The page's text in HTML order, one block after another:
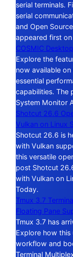
serial terminals.
serial
and Open
appeared first
COSMIC
Explore the
now available
essential
capabilities. The
System Monitor
Shotcut 26.6
Vulkan on Linux
Shotcut 26.6 is
with Vulkan
this versatile
post Shotcut
with Vulkan on
Today.
Tmux 3.7
Floating Pane
Tmux 3.7 has
Explore how
workflow and
Terminal